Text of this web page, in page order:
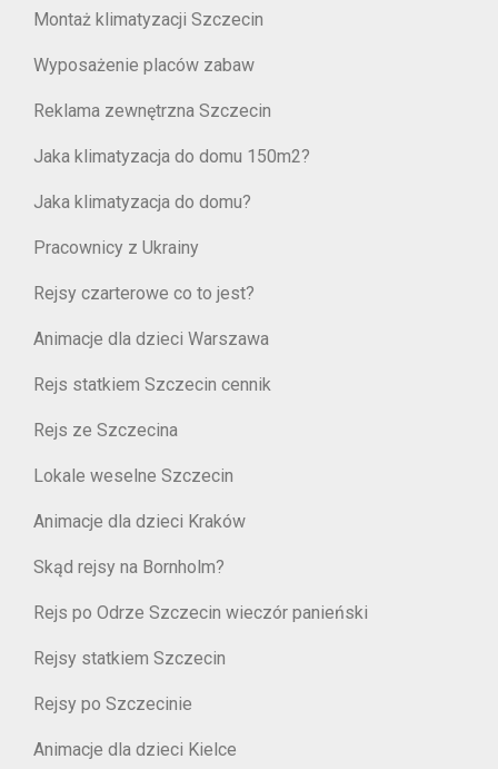
Montaż klimatyzacji Szczecin
Wyposażenie placów zabaw
Reklama zewnętrzna Szczecin
Jaka klimatyzacja do domu 150m2?
Jaka klimatyzacja do domu?
Pracownicy z Ukrainy
Rejsy czarterowe co to jest?
Animacje dla dzieci Warszawa
Rejs statkiem Szczecin cennik
Rejs ze Szczecina
Lokale weselne Szczecin
Animacje dla dzieci Kraków
Skąd rejsy na Bornholm?
Rejs po Odrze Szczecin wieczór panieński
Rejsy statkiem Szczecin
Rejsy po Szczecinie
Animacje dla dzieci Kielce